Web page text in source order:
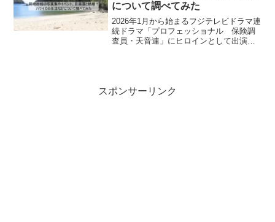
について調べてみた
2026年1月から始まるフジテレビドラマ連
続ドラマ「プロフェッショナル 保険調
査員・天音連」にヒロインとして出演し
スポンサーリンク